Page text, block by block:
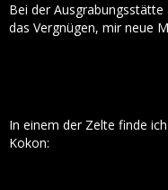
Bei der
das Vergnügen, mir neue
In einem der Zelte finde
Kokon: